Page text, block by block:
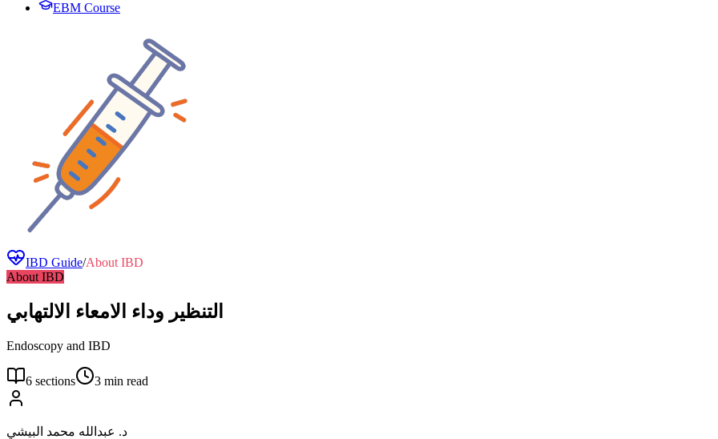
EBM Course
IBD Guide/About IBD
About IBD
التنظير وداء الامعاء الالتهابي
Endoscopy and IBD
6 sections 3 min read
د. عبدالله محمد البيشي